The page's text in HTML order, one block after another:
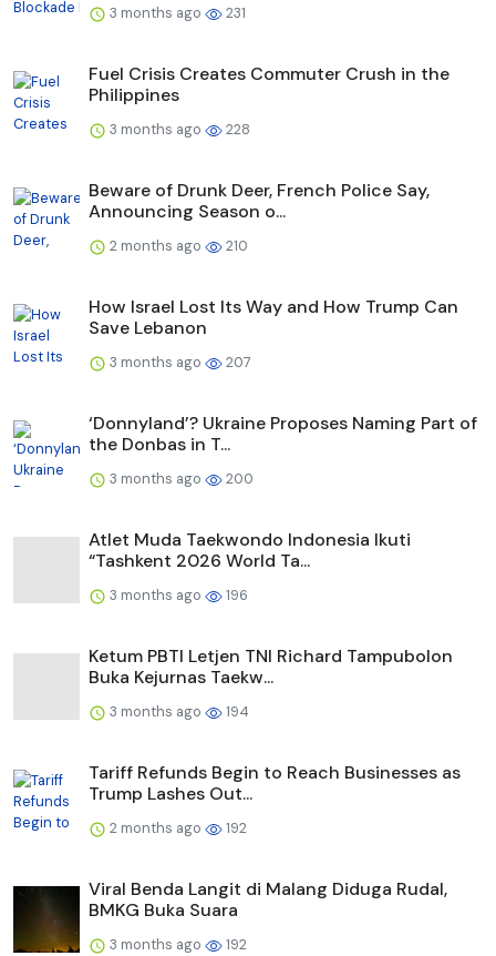
3 months ago 231
Fuel Crisis Creates Commuter Crush in the
Philippines
3 months ago 228
Beware of Drunk Deer, French Police Say,
Announcing Season o...
2 months ago 210
How Israel Lost Its Way and How Trump Can
Save Lebanon
3 months ago 207
‘Donnyland’? Ukraine Proposes Naming Part of
the Donbas in T...
3 months ago 200
Atlet Muda Taekwondo Indonesia Ikuti
“Tashkent 2026 World Ta...
3 months ago 196
Ketum PBTI Letjen TNI Richard Tampubolon
Buka Kejurnas Taekw...
3 months ago 194
Tariff Refunds Begin to Reach Businesses as
Trump Lashes Out...
2 months ago 192
Viral Benda Langit di Malang Diduga Rudal,
BMKG Buka Suara
3 months ago 192